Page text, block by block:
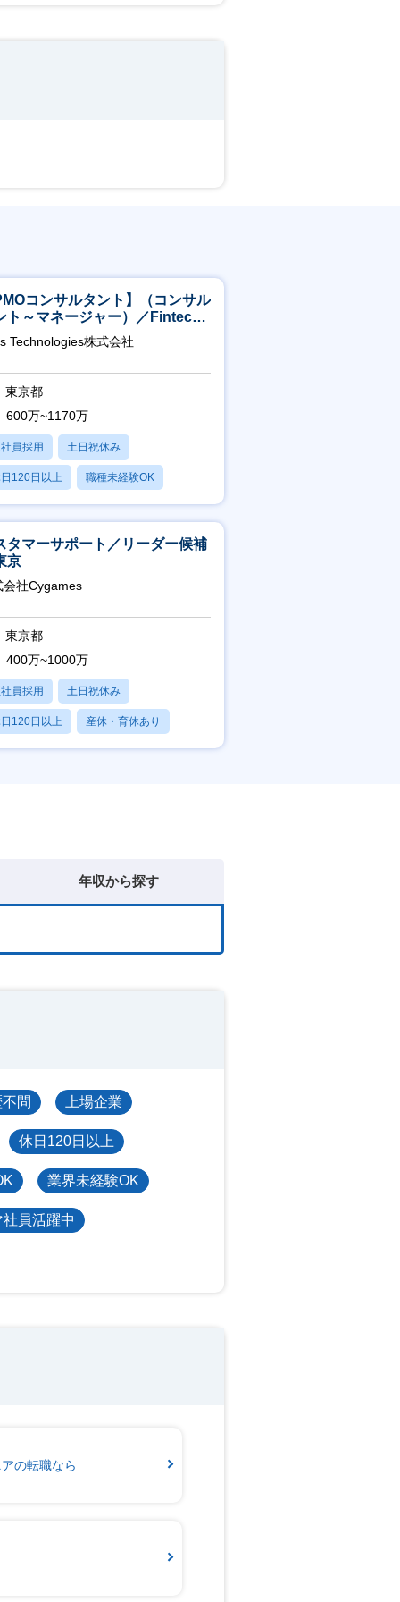
コンサルタント】（コンサル
ト～マネージャー）／Fintech
／設立5年弱で上場
Technologies株式会社
東京都
600万~1170万
員採用 土日祝休み
120日以上 職種未経験OK
・育休あり
タマーサポート／リーダー候補
京
会社Cygames
東京都
400万~1000万
員採用 土日祝休み
120日以上 産休・育休あり
業20時間以内
年収から探す
問 上場企業
休日120日以上
業界未経験OK
員活躍中
の転職なら